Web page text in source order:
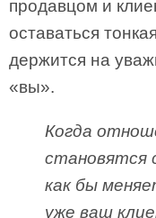
продавцом и
оставаться
держится на
«вы».
Когда
становятся
как бы
уже ваш